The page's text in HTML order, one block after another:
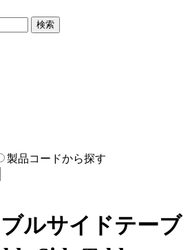
検索
製品コードから探す
ルサイドテーブ